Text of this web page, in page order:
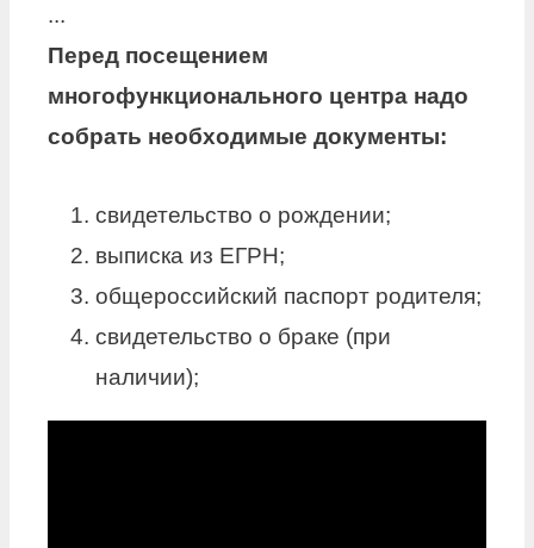
...
Перед посещением
многофункционального центра надо
собрать необходимые документы:
свидетельство о рождении;
выписка из ЕГРН;
общероссийский паспорт родителя;
свидетельство о браке (при
наличии);